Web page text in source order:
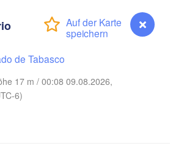
de Tabasco
17 m / 00:08 09.08.2026,
6)